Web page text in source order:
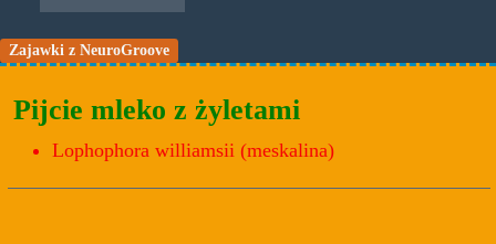
Zajawki z NeuroGroove
Pijcie mleko z żyletami
Lophophora williamsii (meskalina)